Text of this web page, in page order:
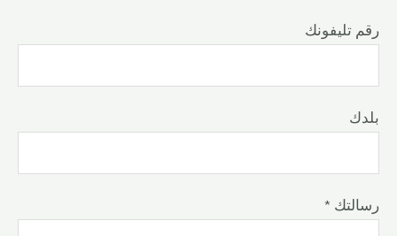
رقم تليفونك
بلدك
* رسالتك